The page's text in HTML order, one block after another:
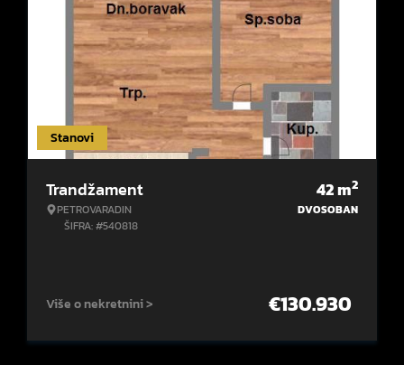
Stanovi
Trandžament
PETROVARADIN
ŠIFRA: #540818
42m2
DVOSOBAN
Više o nekretnini > €130.930